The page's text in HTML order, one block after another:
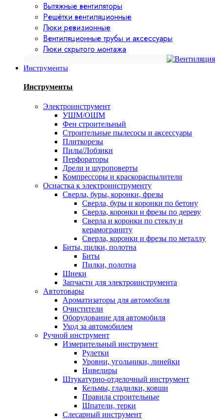
Вытяжные вентиляторы
Решётки вентиляционные
Люки ревизионные
Вентиляционные трубы и аксессуары
Люки скрытого монтажа
Инструменты
Инструменты
Электроинструмент
УШМ/ОШМ
Фен строительный
Строительные пылесосы и аксессуары
Плиткорезы
Пилы/Лобзики
Перфораторы
Дрели и шуроповерты
Компрессоры и краскораспылители
Оснастка к электроинструменту
Сверла, буры, коронки, фрезы
Сверла, буры и коронки по бетону
Сверла, коронки и фрезы по дереву
Сверла и коронки по стеклу и
керамограниту
Сверла, коронки и фрезы по металлу
Биты, пилки, полотна
Биты
Пилки, полотна
Шнеки
Запчасти для электроинструмента
Автотовары
Ароматизаторы для автомобиля
Очистители
Оборудование для автомобиля
Уход за автомобилем
Ручной инструмент
Измерительный инструмент
Рулетки
Уровни, угольники, линейки
Нивелиры
Штукатурно-отделочный инструмент
Кельмы, гладилки, ковши
Правила строительные
Шпатели, терки
Слесарный инструмент